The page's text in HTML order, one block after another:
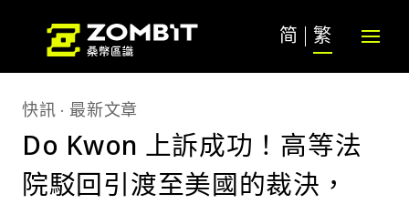
简 繁
快訊 最新文章
Do Kwon 上訴成功！高等法
院駁回引渡至美國的裁決，